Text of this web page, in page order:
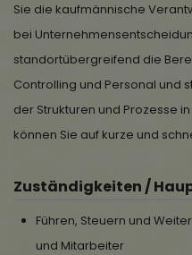
Sie die kaufmännische
bei
standortübergreifend die
Controlling und Personal und
der Strukturen und Prozesse
können Sie auf kurze und
Zuständigkeiten /
Führen, Steuern und
und Mitarbeiter